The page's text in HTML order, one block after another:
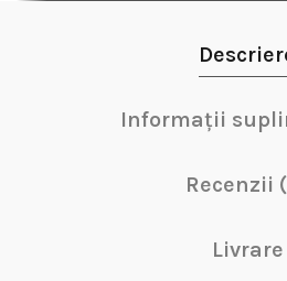
Informații
Recenzii
Livrare